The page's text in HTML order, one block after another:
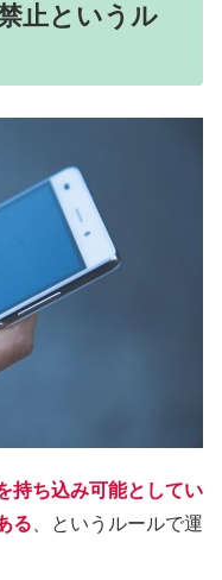
止というル
持ち込み可能としてい
る 、というルールで運